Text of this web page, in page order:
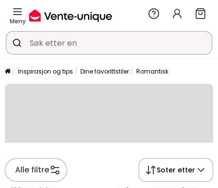
Meny
Inspirasjon og tips Dine favorittstiler Romantisk
Alle filtre Soter etter